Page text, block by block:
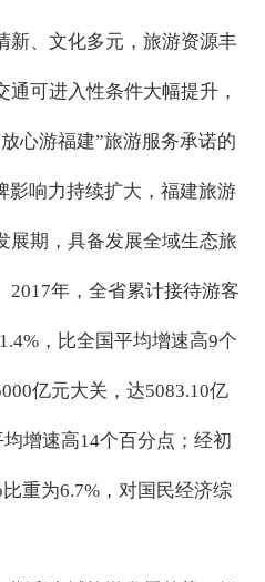
、文化多元，旅游资源丰
可进入性条件大幅提升，
心游福建”旅游服务承诺的
影响力持续扩大，福建旅游
展期，具备发展全域生态旅
2017年，全省累计接待游客
，比全国平均增速高9个
亿元大关，达5083.10亿
增速高14个百分点；经初
重为6.7%，对国民经济综